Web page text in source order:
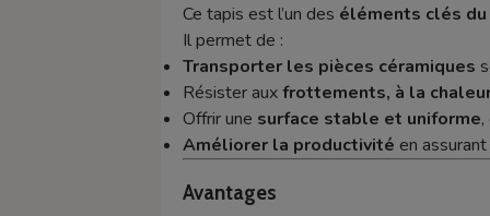
Ce tapis est l’un des éléments clés du
Il permet de :
Transporter les pièces céramiques
Résister auxfrottements, à la
Offrir une surface stable et uniforme
Améliorer la productivité en
Avantages